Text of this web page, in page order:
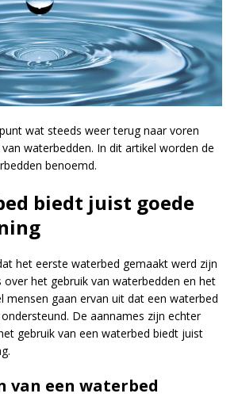
wat steeds weer terug naar voren
waterbedden. In dit artikel worden de
benoemd.
biedt juist goede
het eerste waterbed gemaakt werd zijn
over het gebruik van waterbedden en het
mensen gaan ervan uit dat een waterbed
De aannames zijn echter
gebruik van een waterbed biedt juist
van een waterbed